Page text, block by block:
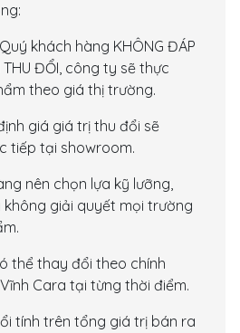
khách hàng KHÔNG ĐÁP
THU ĐỔI, công ty sẽ thực
theo giá thị trường.
giá giá trị thu đổi sẽ
tiếp tại showroom.
nên chọn lựa kỹ lưỡng,
không giải quyết mọi trường
thể thay đổi theo chính
Cara tại từng thời điểm.
tính trên tổng giá trị bán ra